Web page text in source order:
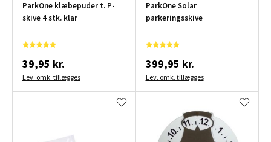
ParkOne klæbepuder t. P-
skive 4 stk. klar
39,95 kr.
Lev. omk. tillægges
ParkOne Solar
parkeringsskive
399,95 kr.
Lev. omk. tillægges